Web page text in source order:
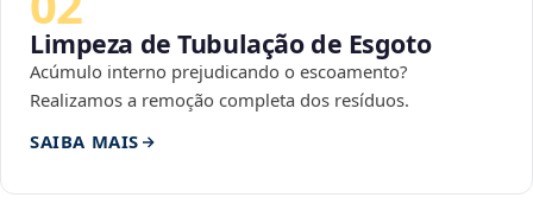
Limpeza de Tubulação de Esgoto
Acúmulo interno prejudicando o escoamento?
Realizamos a remoção completa dos resíduos.
SAIBA MAIS